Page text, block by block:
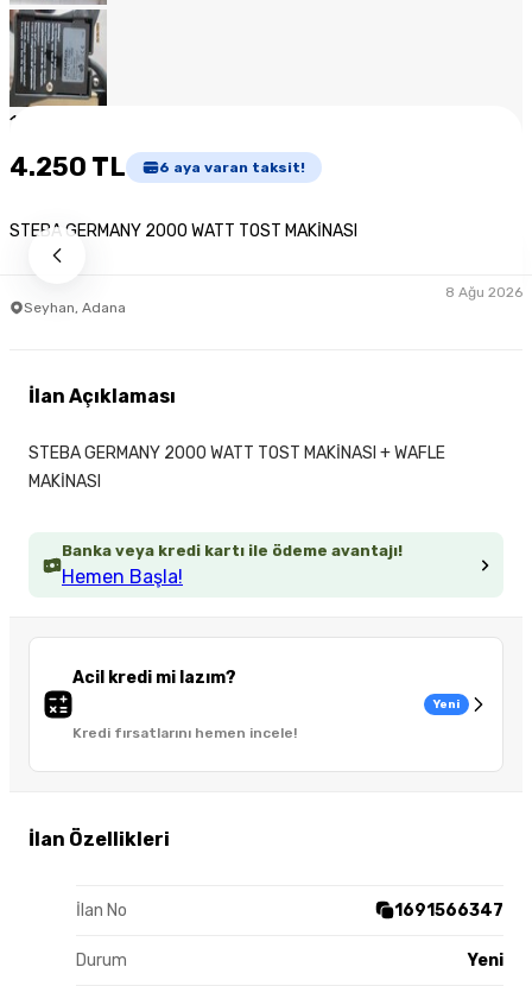
1
4.250 TL 6 aya varan taksit!
STEBA GERMANY 2000 WATT TOST MAKİNASI
Seyhan, Adana
8 Ağu 2026
Banka veya kredi kartı ile ödeme avantajı!
Hemen Başla!
Acil kredi mi lazım?
Kredi fırsatlarını hemen incele!
Yeni
İlan Özellikleri
İlan No 1691566347
Durum Yeni
İlan Açıklaması
STEBA GERMANY 2000 WATT TOST MAKİNASI + WAFLE
MAKİNASI